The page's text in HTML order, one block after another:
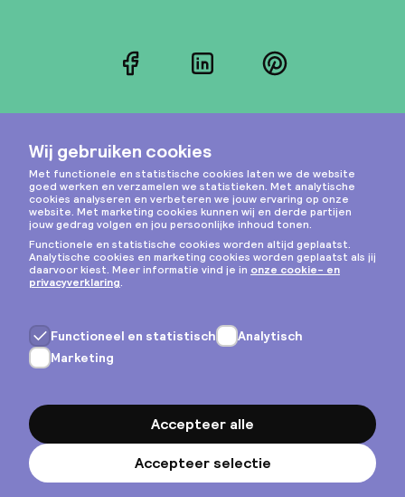
FacebookLinkedInPinterest
Instagram
Privacy & cookies
Algemene voorwaarden